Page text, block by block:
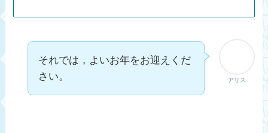
アリス
それでは，よいお年をお迎えくだ
さい。